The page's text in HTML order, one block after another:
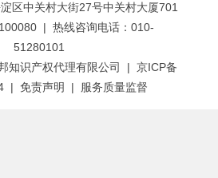
区中关村大街27号中关村大厦701
| 热线咨询电话：010-
51280101
知识产权代理有限公司 | 京ICP备
| 免责声明 | 服务质量监督